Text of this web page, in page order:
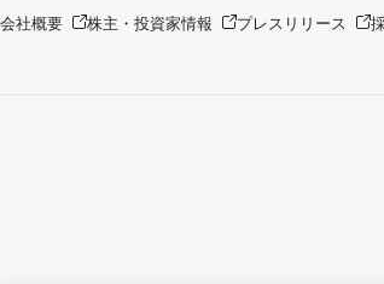
会社概要 株主・投資家情報 プレスリリース